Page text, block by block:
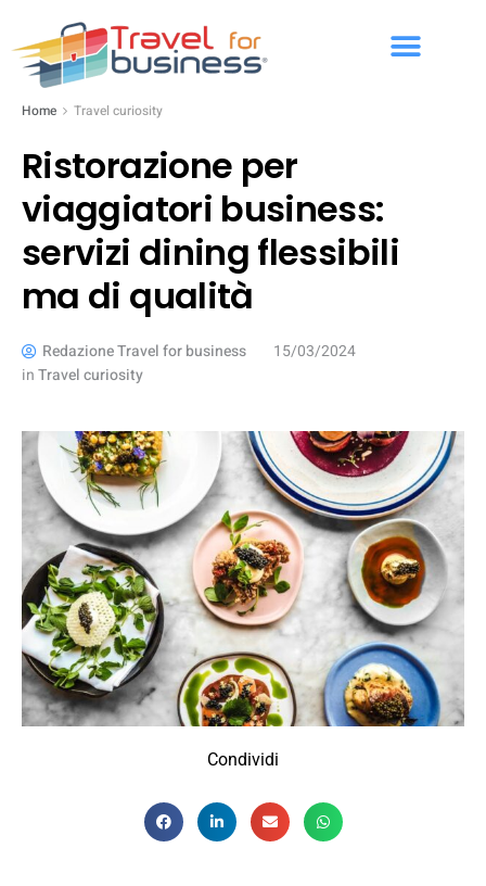
Home Travel curiosity
Ristorazione per
viaggiatori business:
servizi dining flessibili
ma di qualità
Redazione Travel for business
15/03/2024
inTravel curiosity
Condividi